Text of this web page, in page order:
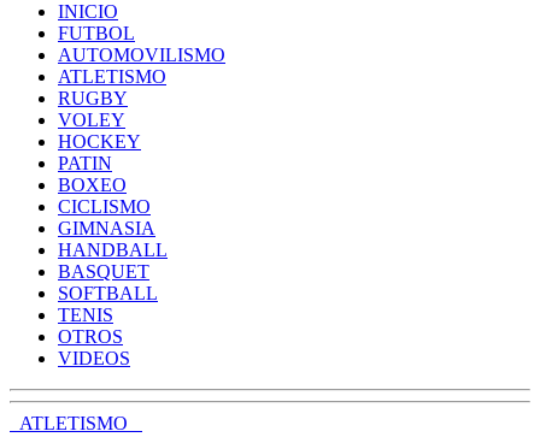
INICIO
FUTBOL
AUTOMOVILISMO
ATLETISMO
RUGBY
VOLEY
HOCKEY
PATIN
BOXEO
CICLISMO
GIMNASIA
HANDBALL
BASQUET
SOFTBALL
TENIS
OTROS
VIDEOS
ATLETISMO